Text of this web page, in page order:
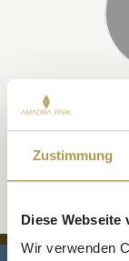
Zustimmung
Diese Webseite
Wir verwenden